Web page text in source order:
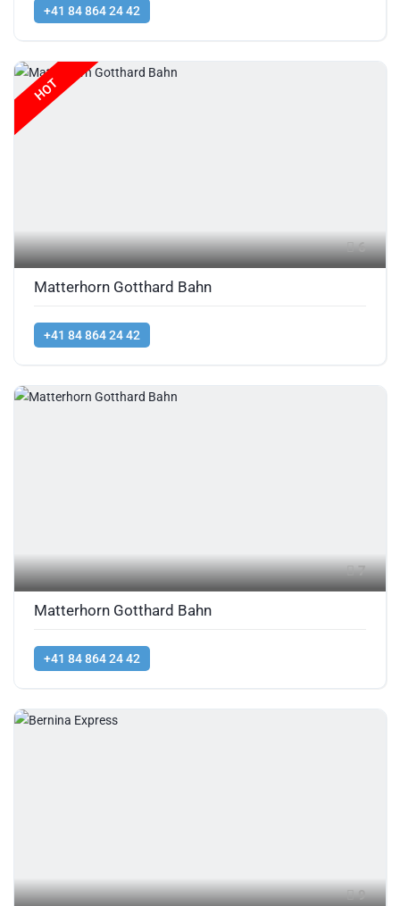
+41 84 864 24 42
HOT
6
Matterhorn Gotthard Bahn
+41 84 864 24 42
7
Matterhorn Gotthard Bahn
+41 84 864 24 42
9